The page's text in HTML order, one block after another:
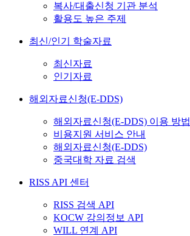
복사/대출신청 기관 분석
활용도 높은 주제
최신/인기 학술자료
최신자료
인기자료
해외자료신청(E-DDS)
해외자료신청(E-DDS) 이용 방법
비용지원 서비스 안내
해외자료신청(E-DDS)
중국대학 자료 검색
RISS API 센터
RISS 검색 API
KOCW 강의정보 API
WILL 연계 API